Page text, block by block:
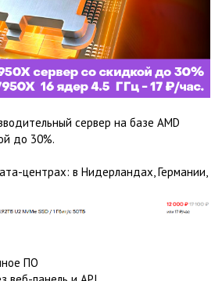
сервер на базе AMD
до 30%.
центрах: в Нидерландах, Германии,
ПО